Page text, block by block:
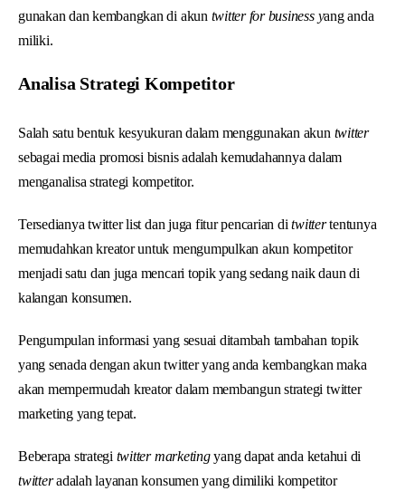
gunakan dan kembangkan di akun twitter for business yang anda
miliki.
Analisa Strategi Kompetitor
Salah satu bentuk kesyukuran dalam menggunakan akun twitter
sebagai media promosi bisnis adalah kemudahannya dalam
menganalisa strategi kompetitor.
Tersedianya twitter list dan juga fitur pencarian di twittertentunya
memudahkan kreator untuk mengumpulkan akun kompetitor
menjadi satu dan juga mencari topik yang sedang naik daun di
kalangan konsumen.
Pengumpulan informasi yang sesuai ditambah tambahan topik
yang senada dengan akun twitter yang anda kembangkan maka
akan mempermudah kreator dalam membangun strategi twitter
marketing yang tepat.
Beberapa strategi twitter marketingyang dapat anda ketahui di
twitteradalah layanan konsumen yang dimiliki kompetitor